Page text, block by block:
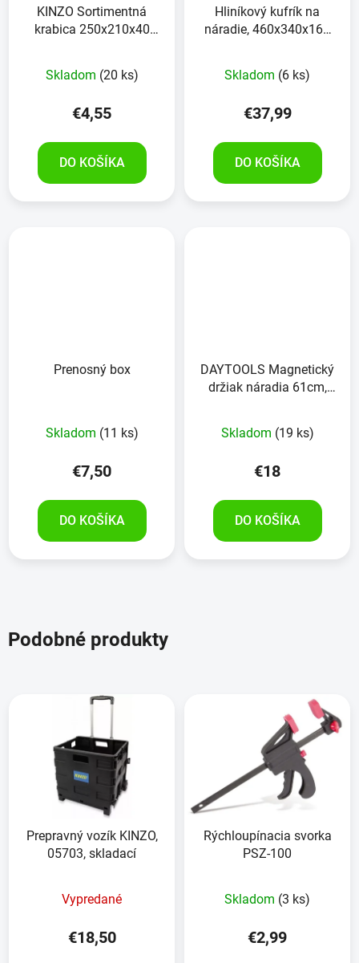
KINZO Sortimentná
krabica 250x210x40
Skladom (20 ks)
€4,55
DO KOŠÍKA
Hliníkový kufrík na
náradie, 460x340x160
hodnotenie
produktu
je
z
Skladom (6 ks)
€37,99
DO KOŠÍKA
Prenosný box
Skladom (11 ks)
€7,50
DO KOŠÍKA
DAYTOOLS Magnetický
držiak náradia 61cm,
Skladom (19 ks)
€18
DO KOŠÍKA
Podobné produkty
Prepravný vozík KINZO,
05703, skladací
Vypredané
€18,50
Rýchloupínacia svorka
PSZ-100
Skladom (3 ks)
€2,99